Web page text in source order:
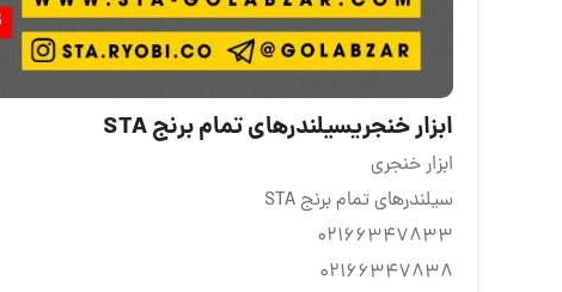
ابزار خنجریسیلندرهای تمام برنج STA
ابزار خنجری
سیلندرهای تمام برنج STA
02166347833
02166347838